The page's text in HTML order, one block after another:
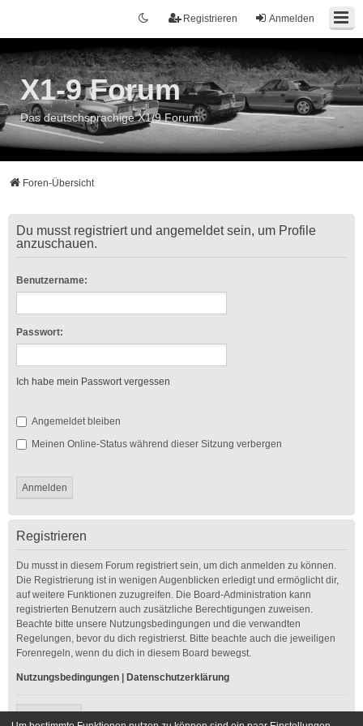
Anmelden
Registrieren
X1-9 Forum
Das deutschsprachige X1/9 Forum
Foren-Übersicht
Du musst registriert und angemeldet sein, um Profile
anzuschauen.
Benutzername:
Passwort:
Ich habe mein Passwort vergessen
Angemeldet bleiben
Meinen Online-Status während dieser Sitzung verbergen
Registrieren
Du musst in diesem Forum registriert sein, um dich anmelden zu können.
Die Registrierung ist in wenigen Augenblicken erledigt und ermöglicht dir,
auf weitere Funktionen zuzugreifen. Die Board-Administration kann
registrierten Benutzern auch zusätzliche Berechtigungen zuweisen.
Beachte bitte unsere Nutzungsbedingungen und die verwandten
Regelungen, bevor du dich registrierst. Bitte beachte auch die jeweiligen
Forenregeln, wenn du dich in diesem Board bewegst.
Nutzungsbedingungen Datenschutzerklärung